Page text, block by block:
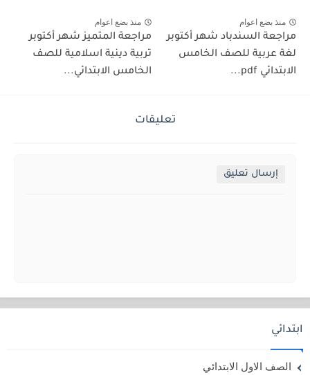
منذ بضع اعوام
مراجعة السندباد شهر أكتوبر
لغة عربية للصف الخامس
الابتدائي pdf...
منذ بضع اعوام
مراجعة المتميز شهر أكتوبر
تربية دينية اسلامية للصف
الخامس الابتدائي...
تعليقات
إرسال تعليق
ابتدائي
الصف الاول الابتدائي